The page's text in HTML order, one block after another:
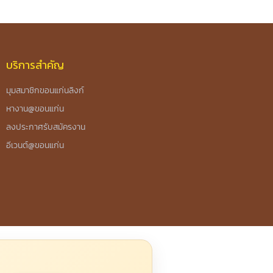
บริการสำคัญ
มุมสมาชิกขอนแก่นลิงก์
หางาน@ขอนแก่น
ลงประกาศรับสมัครงาน
อีเวนต์@ขอนแก่น